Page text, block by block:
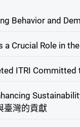
Behavior and
Crucial Role in
ITRI
臺灣的貢獻